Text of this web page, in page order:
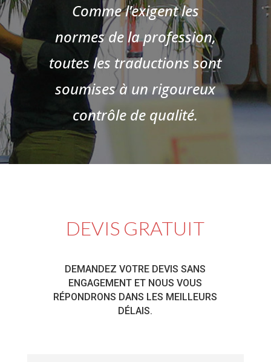
Comme l’exigent les
normes de la profession,
toutes les traductions sont
soumises à un rigoureux
contrôle de qualité.
DEVIS GRATUIT
DEMANDEZ VOTRE DEVIS SANS
ENGAGEMENT ET NOUS VOUS
RÉPONDRONS DANS LES MEILLEURS
DÉLAIS.